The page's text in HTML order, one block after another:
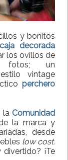
y bonitos
caja decorada
los ovillos de
un
vintage
perchero
la Comunidad
la marca y
desde
low cost.
¡Te